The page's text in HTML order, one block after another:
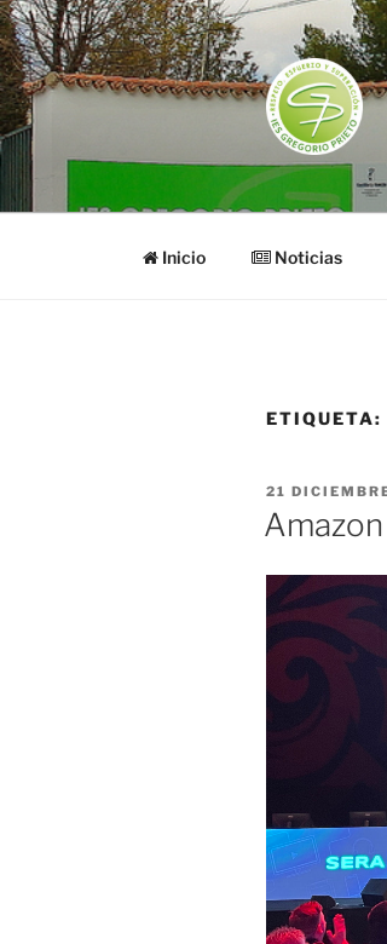
Saltar
al
contenido
Inicio Noticias
ETIQUETA:
PUBLICADO
EL
21